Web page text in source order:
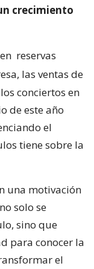
crecimiento
reservas
las ventas de
conciertos en
de este año
el
tiene sobre la
una motivación
solo se
sino que
para conocer la
el